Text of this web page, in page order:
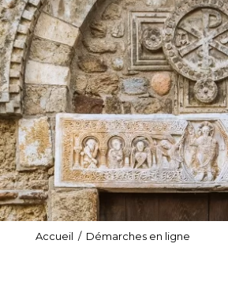
Accueil / Démarches en ligne